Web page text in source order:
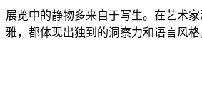
展览中的静物多来自于写生。在艺术
雅，都体现出独到的洞察力和语言风